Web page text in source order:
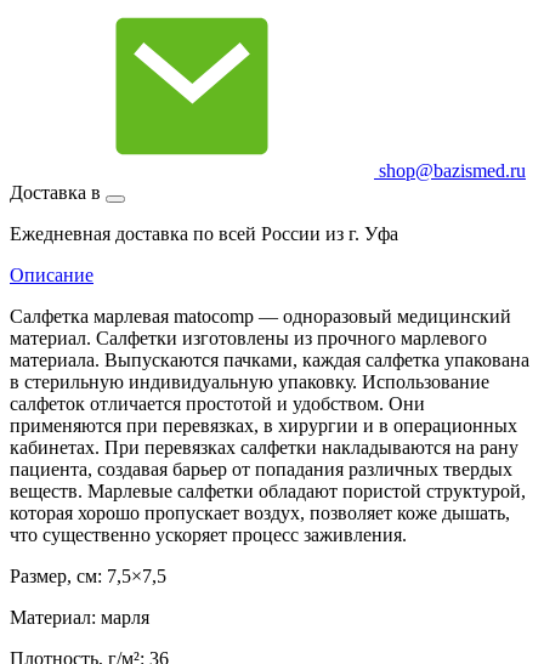
shop@bazismed.ru
Доставка в
Ежедневная доставка по всей России из г. Уфа
Описание
Салфетка марлевая matocomp — одноразовый медицинский
материал. Салфетки изготовлены из прочного марлевого
материала. Выпускаются пачками, каждая салфетка упакована
в стерильную индивидуальную упаковку. Использование
салфеток отличается простотой и удобством. Они
применяются при перевязках, в хирургии и в операционных
кабинетах. При перевязках салфетки накладываются на рану
пациента, создавая барьер от попадания различных твердых
веществ. Марлевые салфетки обладают пористой структурой,
которая хорошо пропускает воздух, позволяет коже дышать,
что существенно ускоряет процесс заживления.
Размер, см: 7,5×7,5
Материал: марля
Плотность, г/м²: 36